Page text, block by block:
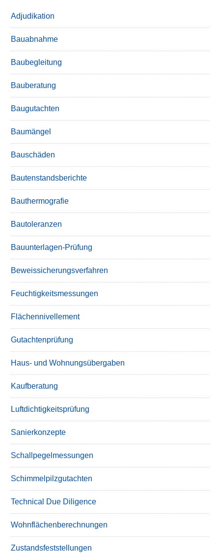
Adjudikation
Bauabnahme
Baubegleitung
Bauberatung
Baugutachten
Baumängel
Bauschäden
Bautenstandsberichte
Bauthermografie
Bautoleranzen
Bauunterlagen-Prüfung
Beweissicherungsverfahren
Feuchtigkeitsmessungen
Flächennivellement
Gutachtenprüfung
Haus- und Wohnungsübergaben
Kaufberatung
Luftdichtigkeitsprüfung
Sanierkonzepte
Schallpegelmessungen
Schimmelpilzgutachten
Technical Due Diligence
Wohnflächenberechnungen
Zustandsfeststellungen